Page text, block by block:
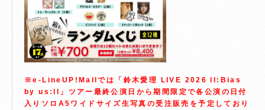
※e-LineUP!Mallでは「鈴木愛理 LIVE 2026 ll:Bias
by us:ll」ツアー最終公演日から期間限定で各公演の日付
入りソロA5ワイドサイズ生写真の受注販売を予定しており